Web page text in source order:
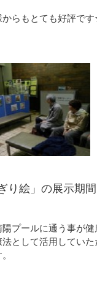
からもとても好評で
ぎり絵」の展示期
陽プールに通う事が
法として活用してい